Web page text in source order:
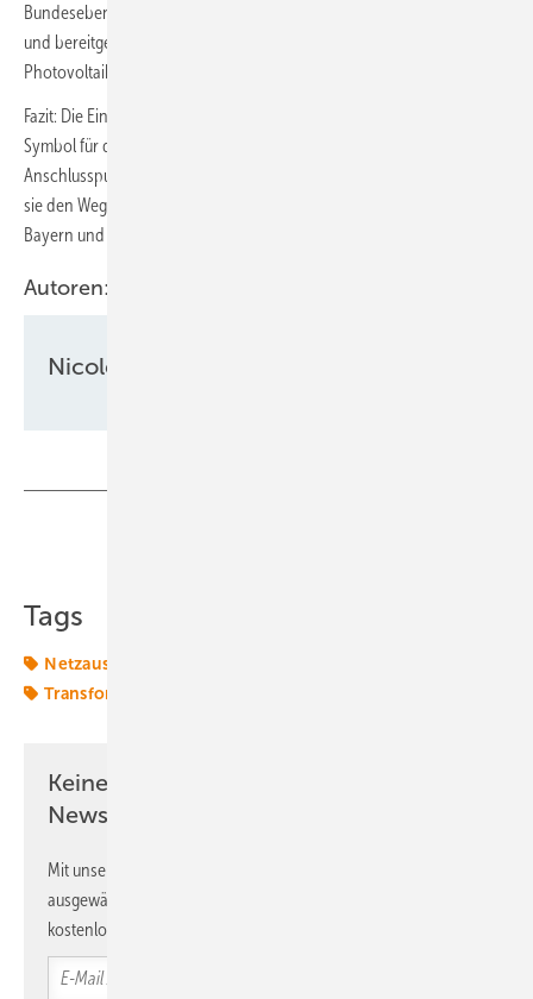
Bundesebene. Nur wenn Netzkapazitäten vorausschauend geplant
und bereitgestellt werden können, lassen sich die Ausbauziele für
Photovoltaik und Windkraft realisieren.
Fazit: Die Einspeisesteckdose ist mehr als ein Pilotprojekt – sie ist ein
Symbol für die Zukunft des Netzausbaus. Mit gebündelten
Anschlusspunkten, smarter Steuerung und Speicherkonzepten ebnet
sie den Weg für eine flexible und resiliente Energieinfrastruktur in
Bayern und darüber hinaus.
Autoren:
Nicole Weinhold
Tags
Netzausbau
Transformation
Keine Zeit? Kein Problem mit dem ERE
Newsletter!
Mit unserem Newsletter erhalten Sie regelmäßig von uns
ausgewählte Informationen und Neuigkeiten, gebündelt und
kostenlos direkt ins Postfach.